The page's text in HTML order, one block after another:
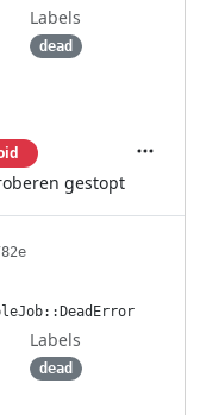
Labels
dead
gestopt
Labels
dead